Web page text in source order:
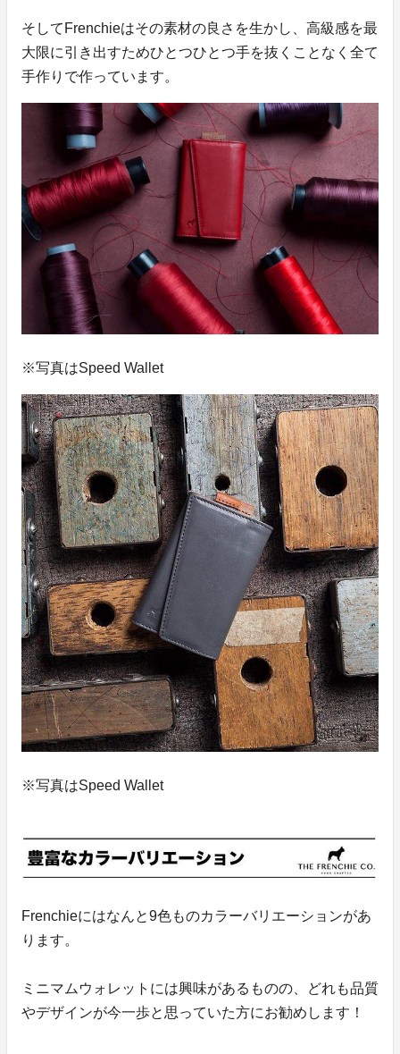
そしてFrenchieはその素材の良さを生かし、高級感を最
大限に引き出すためひとつひとつ手を抜くことなく全て
手作りで作っています。
※写真はSpeed Wallet
※写真はSpeed Wallet
Frenchieにはなんと9色ものカラーバリエーションがあ
ります。
ミニマムウォレットには興味があるものの、どれも品質
やデザインが今一歩と思っていた方にお勧めします！